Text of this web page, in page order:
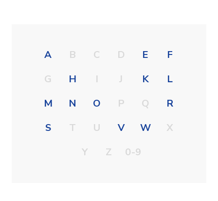
A B C D E
F
G
H I J K
L
M
N O P Q
R
S
T U V W
X
Y
Z 0-9